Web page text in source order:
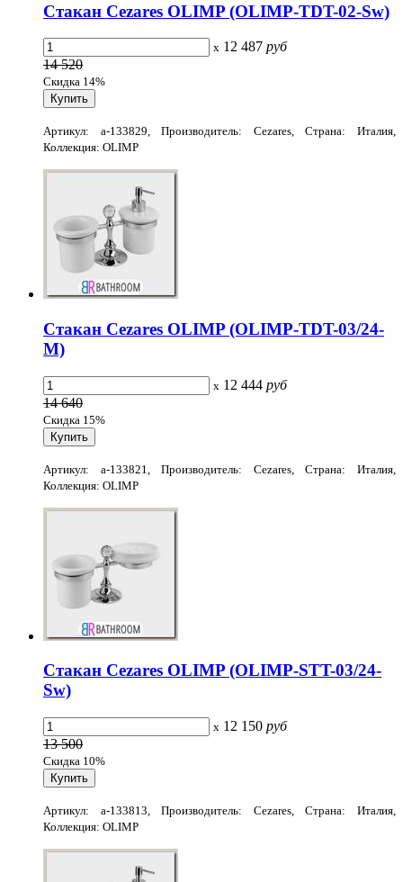
Стакан Cezares OLIMP (OLIMP-TDT-02-Sw)
x 12 487 руб
14 520
Скидка 14%
Артикул: a-133829, Производитель: Cezares, Страна: Италия,
Коллекция: OLIMP
Стакан Cezares OLIMP (OLIMP-TDT-03/24-
M)
x 12 444 руб
14 640
Скидка 15%
Артикул: a-133821, Производитель: Cezares, Страна: Италия,
Коллекция: OLIMP
Стакан Cezares OLIMP (OLIMP-STT-03/24-
Sw)
x 12 150 руб
13 500
Скидка 10%
Артикул: a-133813, Производитель: Cezares, Страна: Италия,
Коллекция: OLIMP